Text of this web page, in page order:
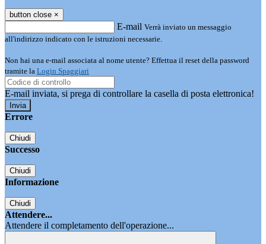
button close ×
E-mail Verrà inviato un messaggio
all'indirizzo indicato con le istruzioni necessarie.
Non hai una e-mail associata al nome utente? Effettua il reset della password
tramite la Login Spaggiari
E-mail inviata, si prega di controllare la casella di posta elettronica!
Errore
Chiudi
Successo
Chiudi
Informazione
Chiudi
Attendere...
Attendere il completamento dell'operazione...